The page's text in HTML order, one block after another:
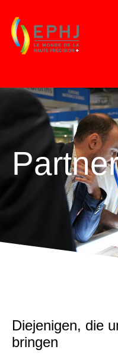
Diejenigen, die
bringen